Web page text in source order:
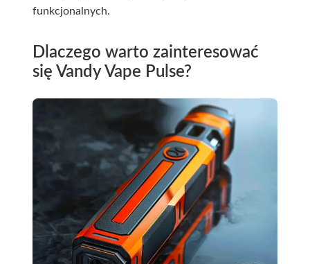
funkcjonalnych.
Dlaczego warto zainteresować
się Vandy Vape Pulse?